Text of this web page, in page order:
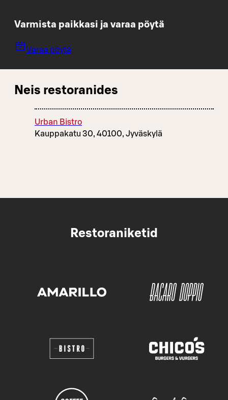
Varmista paikkasi ja varaa pöytä
Varaa pöytä
Neis restoranides
Urban Bistro
Kauppakatu 30, 40100, Jyväskylä
Restoraniketid